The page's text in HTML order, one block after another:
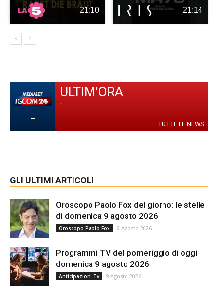
21:10 21:14
-
ULTIM'ORA
-
TUTTE LE NEWS
GLI ULTIMI ARTICOLI
Oroscopo Paolo Fox del giorno: le stelle
di domenica 9 agosto 2026
Oroscopo Paolo Fox 9 Agosto 2026
Programmi TV del pomeriggio di oggi |
domenica 9 agosto 2026
Anticipazioni Tv 9 Agosto 2026